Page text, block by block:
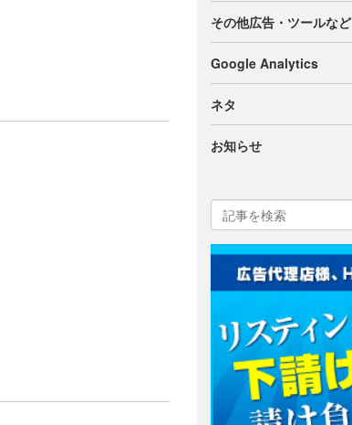
その他広告・ツールなど
Google Analytics
ネタ
お知らせ